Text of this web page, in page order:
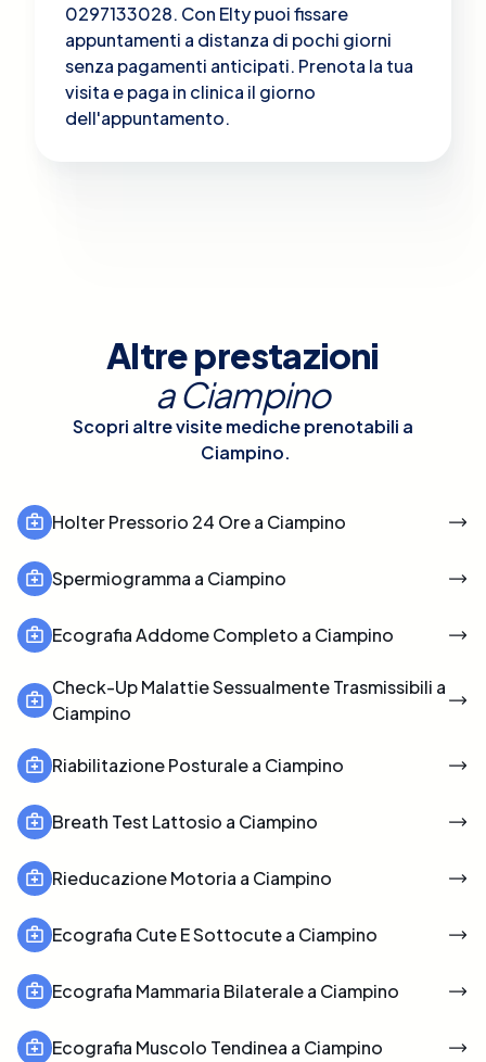
0297133028. Con Elty puoi fissare
appuntamenti a distanza di pochi giorni
senza pagamenti anticipati. Prenota la tua
visita e paga in clinica il giorno
dell'appuntamento.
Altre prestazioni
aCiampino
Scopri altre visite mediche prenotabili a
Ciampino.
Holter Pressorio 24 Ore a Ciampino
Spermiogramma a Ciampino
Ecografia Addome Completo a Ciampino
Check-Up Malattie Sessualmente Trasmissibili a
Ciampino
Riabilitazione Posturale a Ciampino
Breath Test Lattosio a Ciampino
Rieducazione Motoria a Ciampino
Ecografia Cute E Sottocute a Ciampino
Ecografia Mammaria Bilaterale a Ciampino
Ecografia Muscolo Tendinea a Ciampino